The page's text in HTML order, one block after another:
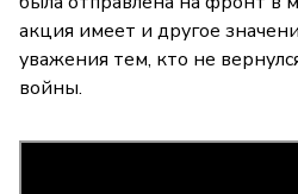
акция имеет и другое
уважения тем, кто не
войны.